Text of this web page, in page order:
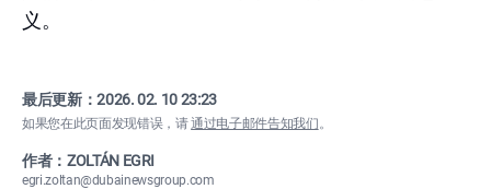
义。
最后更新：2026. 02. 10 23:23
如果您在此页面发现错误，请通过电子邮件告知我们。
作者：ZOLTÁN EGRI
egri.zoltan@dubainewsgroup.com